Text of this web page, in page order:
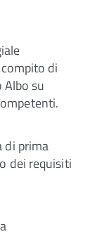
di
su
di prima
dei requisiti